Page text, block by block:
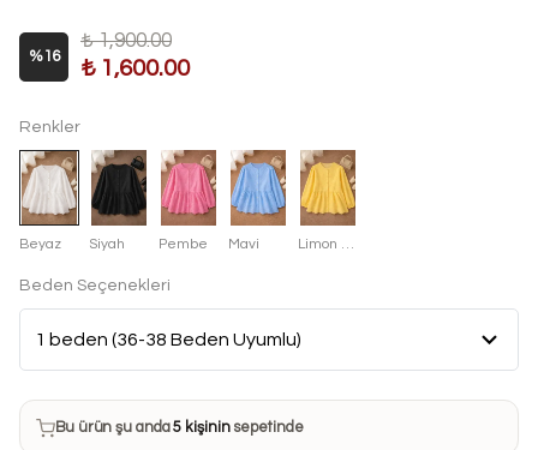
%16
₺ 1,900.00
₺ 1,600.00
Renkler
Beyaz Siyah Pembe Mavi
Beden Seçenekleri
Bu ürün son 7 günde12 kezsatın alındı
Bu ürün şu anda5 kişininsepetinde